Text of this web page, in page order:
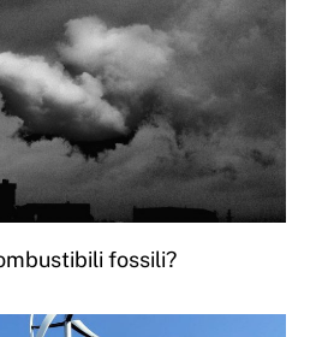
fossili?